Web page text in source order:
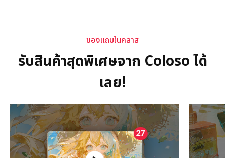
ของแถมในคลาส
รับสินค้าสุดพิเศษจาก Coloso ได้
เลย!